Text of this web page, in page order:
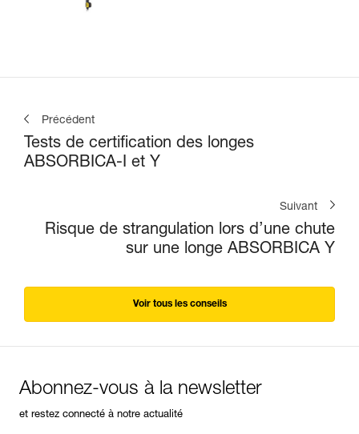
Précédent
Tests de certification des longes
ABSORBICA-I et Y
Suivant
Risque de strangulation lors d’une chute
sur une longe ABSORBICA Y
Voir tous les conseils
Abonnez-vous à la newsletter
et restez connecté à notre actualité